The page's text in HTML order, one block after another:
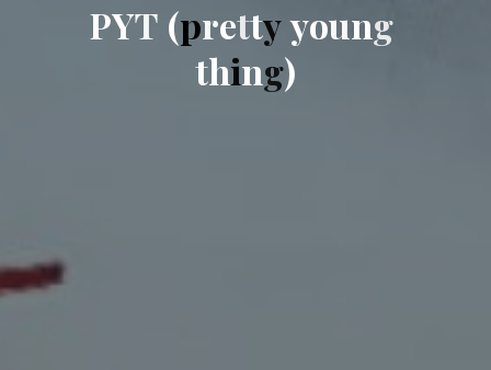
PYT (prettyyoung
thing)